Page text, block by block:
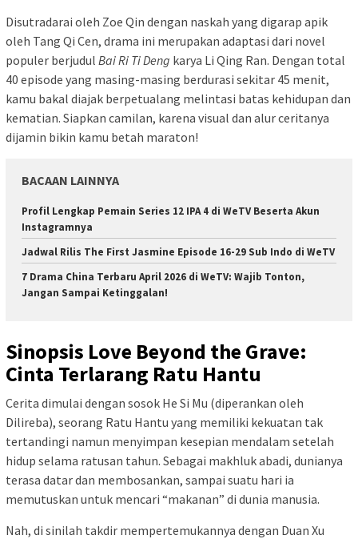
Disutradarai oleh Zoe Qin dengan naskah yang digarap apik
oleh Tang Qi Cen, drama ini merupakan adaptasi dari novel
populer berjudul Bai Ri Ti Deng karya Li Qing Ran. Dengan total
40 episode yang masing-masing berdurasi sekitar 45 menit,
kamu bakal diajak berpetualang melintasi batas kehidupan dan
kematian. Siapkan camilan, karena visual dan alur ceritanya
dijamin bikin kamu betah maraton!
BACAAN LAINNYA
Profil Lengkap Pemain Series 12 IPA 4 di WeTV Beserta Akun
Instagramnya
Jadwal Rilis The First Jasmine Episode 16-29 Sub Indo di WeTV
7 Drama China Terbaru April 2026 di WeTV: Wajib Tonton,
Jangan Sampai Ketinggalan!
Sinopsis Love Beyond the Grave:
Cinta Terlarang Ratu Hantu
Cerita dimulai dengan sosok He Si Mu (diperankan oleh
Dilireba), seorang Ratu Hantu yang memiliki kekuatan tak
tertandingi namun menyimpan kesepian mendalam setelah
hidup selama ratusan tahun. Sebagai makhluk abadi, dunianya
terasa datar dan membosankan, sampai suatu hari ia
memutuskan untuk mencari “makanan” di dunia manusia.
Nah, di sinilah takdir mempertemukannya dengan Duan Xu